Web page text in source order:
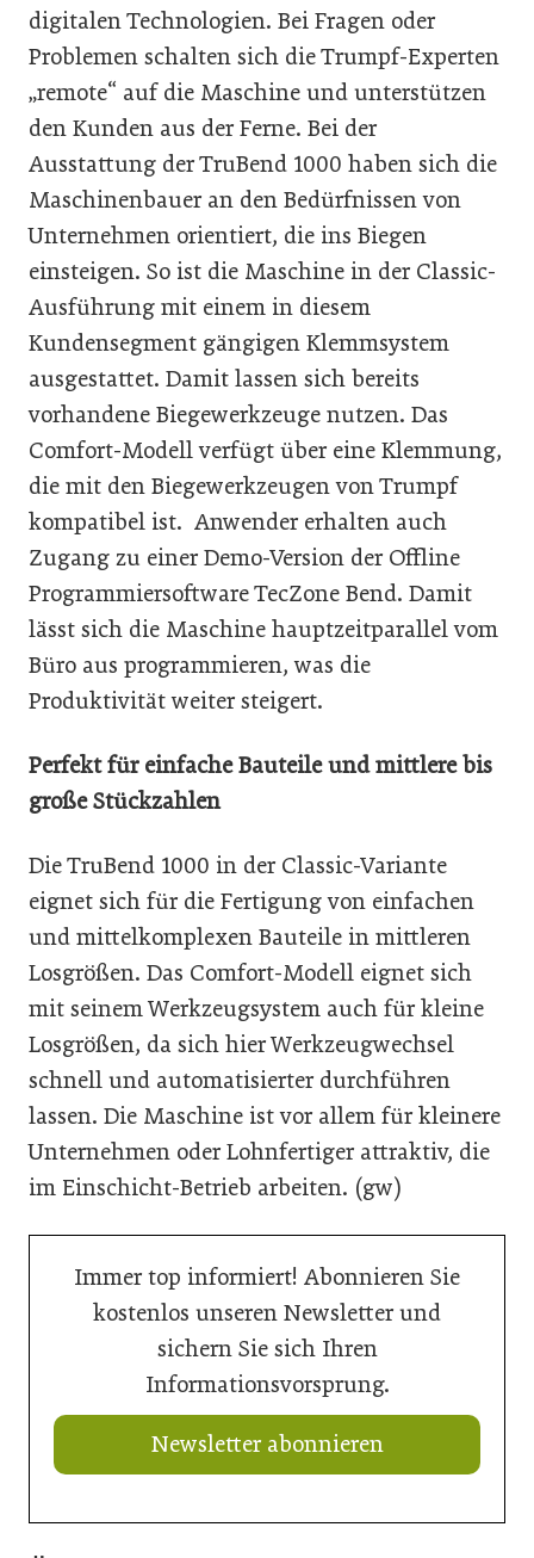
digitalen Technologien. Bei Fragen oder
Problemen schalten sich die Trumpf-Experten
„remote“ auf die Maschine und unterstützen
den Kunden aus der Ferne. Bei der
Ausstattung der TruBend 1000 haben sich die
Maschinenbauer an den Bedürfnissen von
Unternehmen orientiert, die ins Biegen
einsteigen. So ist die Maschine in der Classic-
Ausführung mit einem in diesem
Kundensegment gängigen Klemmsystem
ausgestattet. Damit lassen sich bereits
vorhandene Biegewerkzeuge nutzen. Das
Comfort-Modell verfügt über eine Klemmung,
die mit den Biegewerkzeugen von Trumpf
kompatibel ist. Anwender erhalten auch
Zugang zu einer Demo-Version der Offline
Programmiersoftware TecZone Bend. Damit
lässt sich die Maschine hauptzeitparallel vom
Büro aus programmieren, was die
Produktivität weiter steigert.
Perfekt für einfache Bauteile und mittlere bis
große Stückzahlen
Die TruBend 1000 in der Classic-Variante
eignet sich für die Fertigung von einfachen
und mittelkomplexen Bauteile in mittleren
Losgrößen. Das Comfort-Modell eignet sich
mit seinem Werkzeugsystem auch für kleine
Losgrößen, da sich hier Werkzeugwechsel
schnell und automatisierter durchführen
lassen. Die Maschine ist vor allem für kleinere
Unternehmen oder Lohnfertiger attraktiv, die
im Einschicht-Betrieb arbeiten. (gw)
Immer top informiert! Abonnieren Sie
kostenlos unseren Newsletter und
sichern Sie sich Ihren
Informationsvorsprung.
Newsletter abonnieren